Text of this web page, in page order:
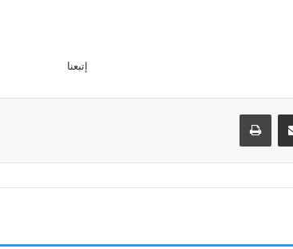
إتبعنا